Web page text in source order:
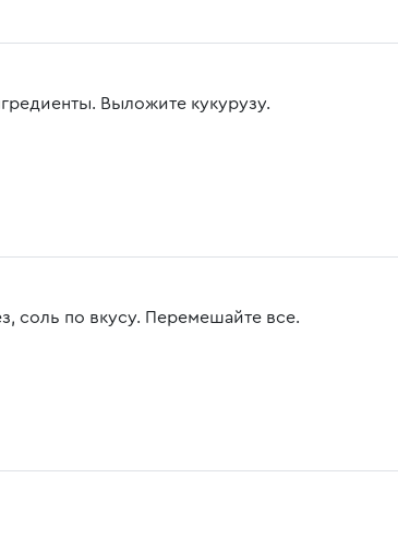
Выложите кукурузу.
соль по вкусу. Перемешайте все.